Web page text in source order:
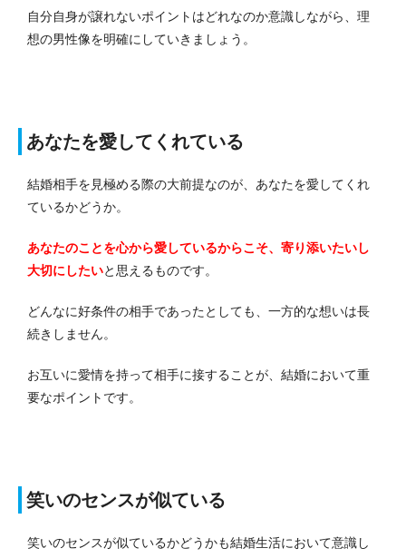
自分自身が譲れないポイントはどれなのか意識しながら、理
想の男性像を明確にしていきましょう。
あなたを愛してくれている
結婚相手を見極める際の大前提なのが、あなたを愛してくれ
ているかどうか。
あなたのことを心から愛しているからこそ、寄り添いたいし
大切にしたいと思えるものです。
どんなに好条件の相手であったとしても、一方的な想いは長
続きしません。
お互いに愛情を持って相手に接することが、結婚において重
要なポイントです。
笑いのセンスが似ている
笑いのセンスが似ているかどうかも結婚生活において意識し